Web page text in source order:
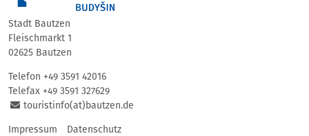
Stadt Bautzen
Fleischmarkt 1
02625 Bautzen
Telefon +49 3591 42016
Telefax +49 3591 327629
touristinfo(at)bautzen.de
Impressum Datenschutz